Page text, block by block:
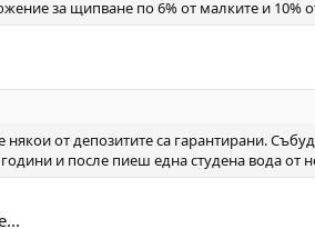
за щипване по 6% от малките и 10%
от депозитите са гарантирани.
и после пиеш една студена вода от